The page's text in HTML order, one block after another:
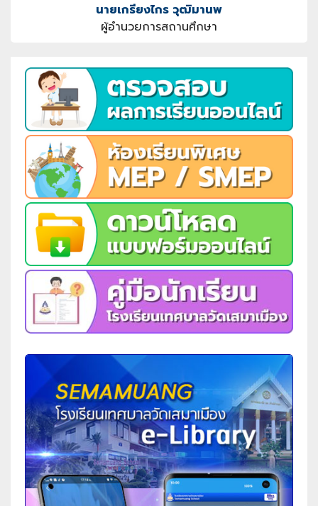
นายเกรียงไกร วุฒิมานพ
ผู้อำนวยการสถานศึกษา